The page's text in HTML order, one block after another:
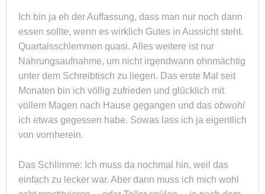
Ich bin ja eh der Auffassung, dass man nur noch dann
essen sollte, wenn es wirklich Gutes in Aussicht steht.
Quartalsschlemmen quasi. Alles weitere ist nur
Nahrungsaufnahme, um nicht irgendwann ohnmächtig
unter dem Schreibtisch zu liegen. Das erste Mal seit
Monaten bin ich völlig zufrieden und glücklich mit
vollem Magen nach Hause gegangen und das obwohl
ich etwas gegessen habe. Sowas lass ich ja eigentlich
von vornherein.
Das Schlimme: Ich muss da nochmal hin, weil das
einfach zu lecker war. Aber dann muss ich mich wohl